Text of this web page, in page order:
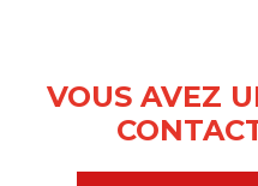
VOUS AVEZ